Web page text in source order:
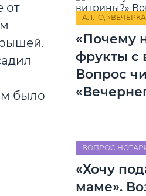
от
было
АЛЛО,
«Почему
фрукты с
Вопрос
ВОПРОС
«Хочу
маме».